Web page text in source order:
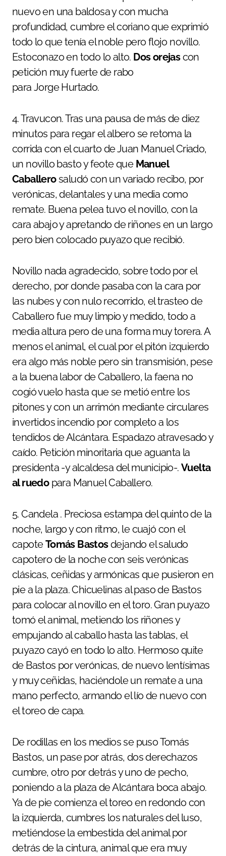
nuevo en una baldosa y con mucha
profundidad, cumbre el coriano que exprimió
todo lo que tenía el noble pero flojo novillo.
Estoconazo en todo lo alto. Dos orejascon
petición muy fuerte de rabo
para Jorge Hurtado.
4. Travucon. Tras una pausa de más de diez
minutos para regar el albero se retoma la
corrida con el cuarto de Juan Manuel Criado,
un novillo basto y feote que Manuel
Caballerosaludó con un variado recibo, por
verónicas, delantales y una media como
remate. Buena pelea tuvo el novillo, con la
cara abajo y apretando de riñones en un largo
pero bien colocado puyazo que recibió.
Novillo nada agradecido, sobre todo por el
derecho, por donde pasaba con la cara por
las nubes y con nulo recorrido, el trasteo de
Caballero fue muy limpio y medido, todo a
media altura pero de una forma muy torera. A
menos el animal, el cual por el pitón izquierdo
era algo más noble pero sin transmisión, pese
a la buena labor de Caballero, la faena no
cogió vuelo hasta que se metió entre los
pitones y con un arrimón mediante circulares
invertidos incendio por completo a los
tendidos de Alcántara. Espadazo atravesado y
caído. Petición minoritaria que aguanta la
presidenta -y alcaldesa del municipio-. Vuelta
al ruedopara Manuel Caballero.
5. Candela . Preciosa estampa del quinto de la
noche, largo y con ritmo, le cuajó con el
capoteTomás Bastosdejando el saludo
capotero de la noche con seis verónicas
clásicas, ceñidas y armónicas que pusieron en
pie a la plaza. Chicuelinas al paso de Bastos
para colocar al novillo en el toro. Gran puyazo
tomó el animal, metiendo los riñones y
empujando al caballo hasta las tablas, el
puyazo cayó en todo lo alto. Hermoso quite
de Bastos por verónicas, de nuevo lentísimas
y muy ceñidas, haciéndole un remate a una
mano perfecto, armando el lío de nuevo con
el toreo de capa.
De rodillas en los medios se puso Tomás
Bastos, un pase por atrás, dos derechazos
cumbre, otro por detrás y uno de pecho,
poniendo a la plaza de Alcántara boca abajo.
Ya de pie comienza el toreo en redondo con
la izquierda, cumbres los naturales del luso,
metiéndose la embestida del animal por
detrás de la cintura, animal que era muy